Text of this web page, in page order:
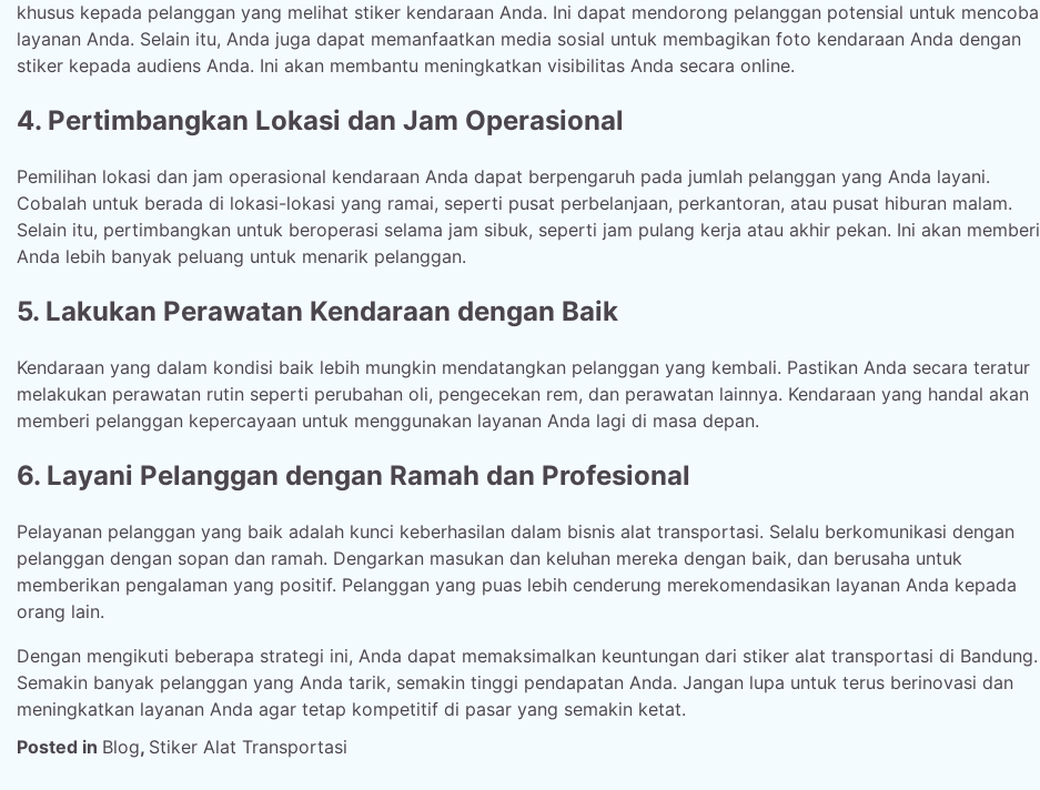
khusus kepada pelanggan yang melihat stiker kendaraan Anda. Ini dapat mendorong pelanggan potensial untuk mencoba
layanan Anda. Selain itu, Anda juga dapat memanfaatkan media sosial untuk membagikan foto kendaraan Anda dengan
stiker kepada audiens Anda. Ini akan membantu meningkatkan visibilitas Anda secara online.
4. Pertimbangkan Lokasi dan Jam Operasional
Pemilihan lokasi dan jam operasional kendaraan Anda dapat berpengaruh pada jumlah pelanggan yang Anda layani.
Cobalah untuk berada di lokasi-lokasi yang ramai, seperti pusat perbelanjaan, perkantoran, atau pusat hiburan malam.
Selain itu, pertimbangkan untuk beroperasi selama jam sibuk, seperti jam pulang kerja atau akhir pekan. Ini akan memberi
Anda lebih banyak peluang untuk menarik pelanggan.
5. Lakukan Perawatan Kendaraan dengan Baik
Kendaraan yang dalam kondisi baik lebih mungkin mendatangkan pelanggan yang kembali. Pastikan Anda secara teratur
melakukan perawatan rutin seperti perubahan oli, pengecekan rem, dan perawatan lainnya. Kendaraan yang handal akan
memberi pelanggan kepercayaan untuk menggunakan layanan Anda lagi di masa depan.
6. Layani Pelanggan dengan Ramah dan Profesional
Pelayanan pelanggan yang baik adalah kunci keberhasilan dalam bisnis alat transportasi. Selalu berkomunikasi dengan
pelanggan dengan sopan dan ramah. Dengarkan masukan dan keluhan mereka dengan baik, dan berusaha untuk
memberikan pengalaman yang positif. Pelanggan yang puas lebih cenderung merekomendasikan layanan Anda kepada
orang lain.
Dengan mengikuti beberapa strategi ini, Anda dapat memaksimalkan keuntungan dari stiker alat transportasi di Bandung.
Semakin banyak pelanggan yang Anda tarik, semakin tinggi pendapatan Anda. Jangan lupa untuk terus berinovasi dan
meningkatkan layanan Anda agar tetap kompetitif di pasar yang semakin ketat.
Posted in Blog, Stiker Alat Transportasi